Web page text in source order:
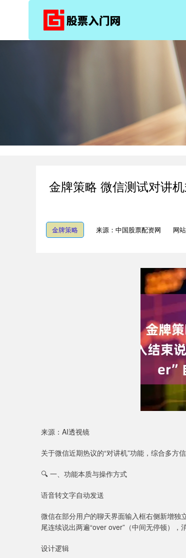
金牌策略 微信测试对讲
金牌策略 来源：中国股票配资网 网
来源：AI透视镜
关于微信近期热议的“对讲机”功能，综合多方
🔍 一、功能本质与操作方式
语音转文字自动发送
微信在部分用户的聊天界面输入框右侧新增独
尾连续说出两遍“over over”（中间无停顿），
设计逻辑